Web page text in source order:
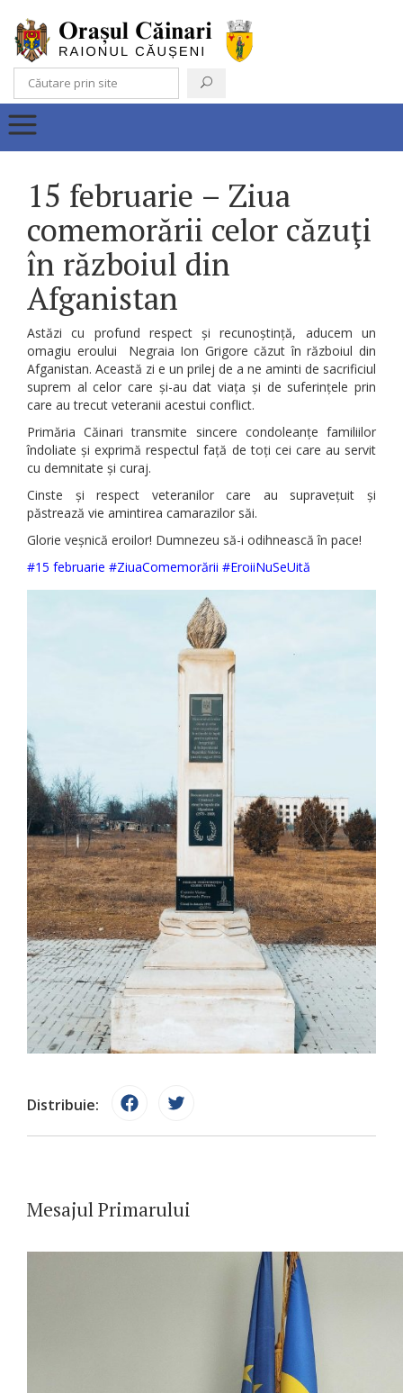
15 februarie – Ziua
comemorării celor căzuţi
în războiul din
Afganistan
Astăzi cu profund respect și recunoștință, aducem un
omagiu eroului Negraia Ion Grigore căzut în războiul din
Afganistan. Această zi e un prilej de a ne aminti de sacrificiul
suprem al celor care și-au dat viața și de suferințele prin
care au trecut veteranii acestui conflict.
Primăria Căinari transmite sincere condoleanțe familiilor
îndoliate și exprimă respectul față de toți cei care au servit
cu demnitate și curaj.
Cinste și respect veteranilor care au supravețuit și
păstrează vie amintirea camarazilor săi.
Glorie veșnică eroilor! Dumnezeu să-i odihnească în pace!
#15 februarie #ZiuaComemorării #EroiiNuSeUită
Distribuie:
Mesajul Primarului